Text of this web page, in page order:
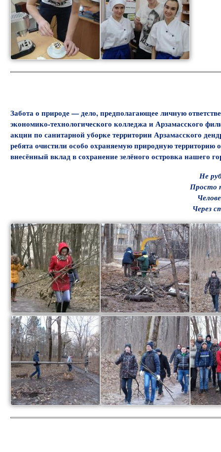
Забота о природе — дело, предполагающее личную
экономико-технологического колледжа и Арзамасского
акции по санитарной уборке территории Арзамасского
ребята очистили особо охраняемую природную территорию
внесённый вклад в сохранение зелёного островка нашего
Не
Просто
Через